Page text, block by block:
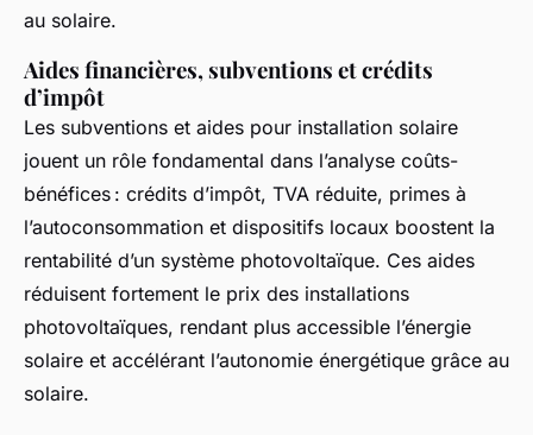
au solaire.
Aides financières, subventions et crédits
d’impôt
Les subventions et aides pour installation solaire
jouent un rôle fondamental dans l’analyse coûts-
bénéfices : crédits d’impôt, TVA réduite, primes à
l’autoconsommation et dispositifs locaux boostent la
rentabilité d’un système photovoltaïque. Ces aides
réduisent fortement le prix des installations
photovoltaïques, rendant plus accessible l’énergie
solaire et accélérant l’autonomie énergétique grâce au
solaire.